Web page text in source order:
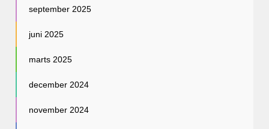
september 2025
juni 2025
marts 2025
december 2024
november 2024